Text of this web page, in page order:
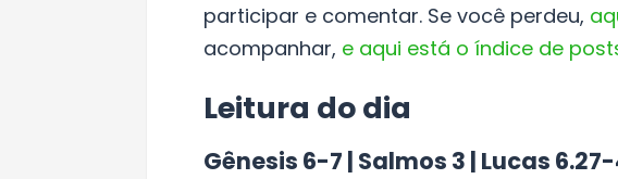
participar e comentar. Se você perdeu,
acompanhar, e aqui está o índice de
Leitura do dia
Gênesis 6-7 | Salmos 3 | Lucas